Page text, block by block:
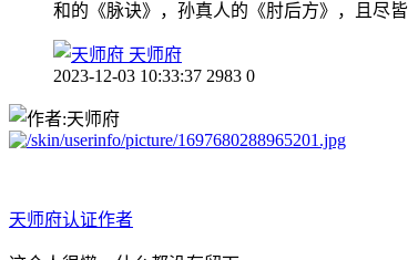
和的《脉诀》，孙真人的《肘后方》，且尽
天师府
2023-12-03 10:33:37 2983 0
天师府认证作者